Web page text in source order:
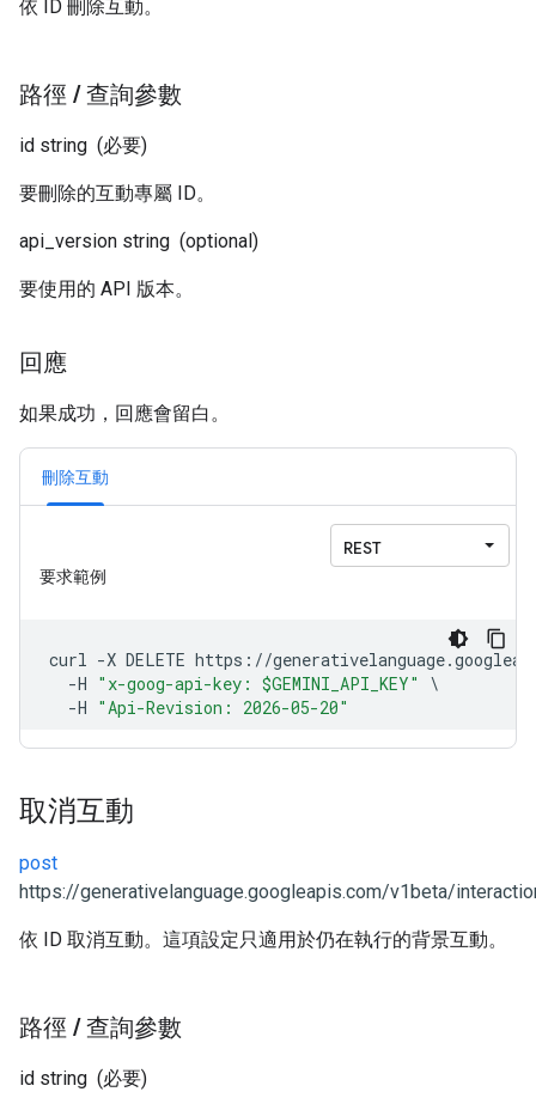
依 ID 刪除互動。
路徑 /查詢參數
id string (必要)
要刪除的互動專屬 ID。
api_version string (optional)
要使用的 API 版本。
回應
如果成功，回應會留白。
刪除互動
取消互動
post
https://generativelanguage.googleapis.com/v1beta/
依 ID 取消互動。這項設定只適用於仍在執行的背景互動。
路徑 /查詢參數
id string (必要)